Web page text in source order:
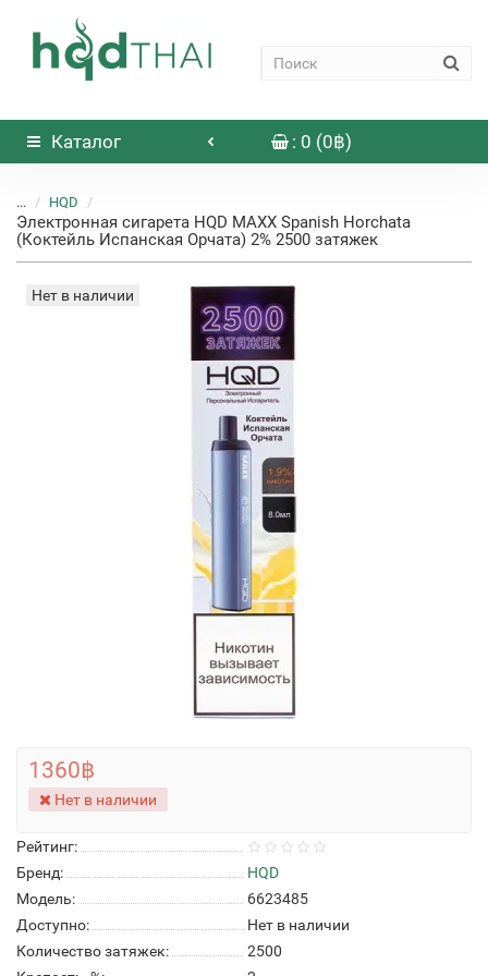
Каталог : 0 (0฿)
... HQD
Электронная сигарета HQD MAXX Spanish Horchata
(Коктейль Испанская Орчата) 2% 2500 затяжек
Нет в наличии
Рейтинг:
Бренд:
HQD
Модель:
6623485
Доступно:
Нет в наличии
Количество затяжек:
2500
1360฿
Нет в наличии